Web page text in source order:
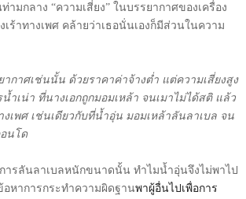
ามกลาง “ความเสี่ยง” ในบรรยากาศของเครื่อง
ร้าทางเพศ คล้ายว่าเธอนั่นเองก็มีส่วนในความ
ากาศเช่นนั้น ด้วยราคาค่าจ้างต่ำ แต่ความเสี่ยงสูง
ำเน่า ที่นางเอกถูกมอมเหล้า จนเมาไม่ได้สติ แล้ว
งเพศ เช่นเดียวกับที่น้ำอุ่น มอมเหล้าลันลาเบล จน
นโด
ารลันลาเบลหนักขนาดนั้น ทำไมน้ำอุ่นจึงไม่พาไป
อหาการกระทำความผิดฐานพาผู้อื่นไปเพื่อการ